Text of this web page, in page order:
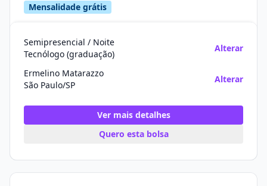
Mensalidade grátis
Semipresencial / Noite
Tecnólogo (graduação)
Alterar
Ermelino Matarazzo
São Paulo/SP
Alterar
Ver mais detalhes
Quero esta bolsa